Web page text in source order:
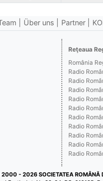
Über uns Partner
Reţeaua
România
Radio
Radio
Radio
Radio
Radio
Radio
Radio
Radio
Radio
Radio
- 2026 SOCIETATEA ROMÂNĂ